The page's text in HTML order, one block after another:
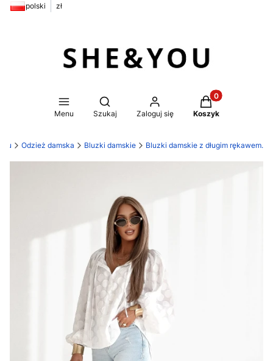
polski zł
Menu
Otwórz wyszukiwarkę
Szukaj Zaloguj się
Produkty w
Koszyk
Odzież damska Bluzki damskie Bluzki damskie z długim rękawem.